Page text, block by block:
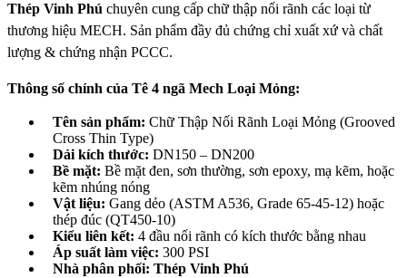
Thép Vinh Phú chuyên cung cấp chữ thập nối rãnh các loại từ
thương hiệu MECH. Sản phẩm đầy đủ chứng chỉ xuất xứ và chất
lượng & chứng nhận PCCC.
Thông số chính của Tê 4 ngã Mech Loại Mỏng:
Tên sản phẩm: Chữ Thập Nối Rãnh Loại Mỏng (Grooved
Cross Thin Type)
Dải kích thước: DN150 – DN200
Bề mặt: Bề mặt đen, sơn thường, sơn epoxy, mạ kẽm, hoặc
kẽm nhúng nóng
Vật liệu: Gang dẻo (ASTM A536, Grade 65-45-12) hoặc
thép đúc (QT450-10)
Kiểu liên kết: 4 đầu nối rãnh có kích thước bằng nhau
Áp suất làm việc: 300 PSI
Nhà phân phối: Thép Vinh Phú